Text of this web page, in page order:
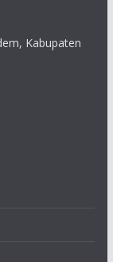
Kabupaten